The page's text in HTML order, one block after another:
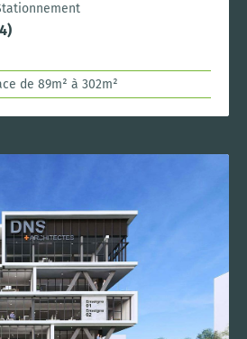
de 89m² à 302m²